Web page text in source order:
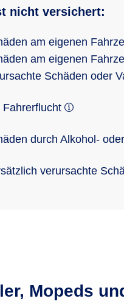
nicht versichert:
am eigenen
am eigenen
Schäden oder
Fahrerflucht
durch Alkohol-
verursachte
Mopeds